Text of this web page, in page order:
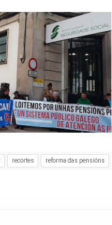
recortes reforma das pensións